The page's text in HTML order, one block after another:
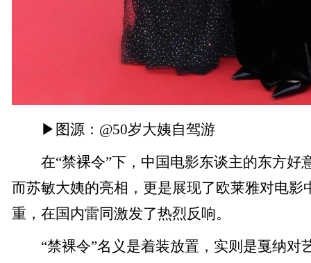
▶图源：@50岁大姨自驾游
在“禁裸令”下，中国电影东谈主的东方好
而苏敏大姨的亮相，更是展现了欧莱雅对电影
重，在国内雷同激发了热烈反响。
“禁裸令”名义是着装放置，实则是戛纳对